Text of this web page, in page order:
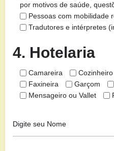
por motivos de saúde,
Pessoas com mobilidade
Tradutores e intérpretes
4. Hotelaria
Camareira Cozinheiro
Faxineira
Garçom
Mensageiro ou Vallet